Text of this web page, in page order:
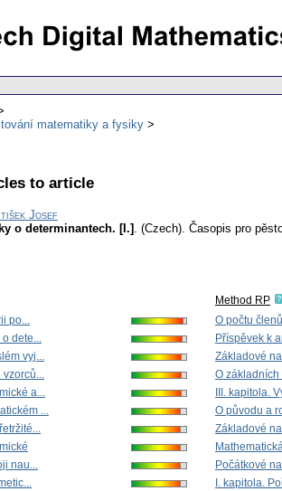
matematiky a fysiky
to article
Josef
o determinantech. [I.] . (Czech). Časopis pro
po...
o dete...
vyj...
vzorců...
a...
...
nau...
Method RP
O počtu
Příspěvek k
Základové
O základních
III. kapitola.
O původu a
Základové
Počátkové
I. kapitola.